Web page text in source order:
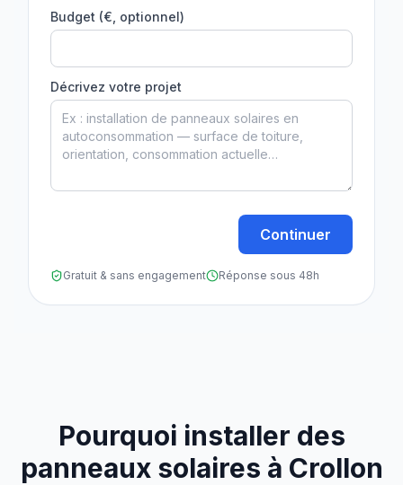
Budget (€, optionnel)
Décrivez votre projet
Continuer
Gratuit & sans engagement Réponse sous 48h
Pourquoi installer des
panneaux solaires à Crollon